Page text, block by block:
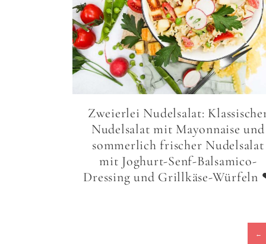
Zweierlei Nudelsalat:
Nudelsalat mit Mayonnaise und
sommerlich frischer Nudelsalat
mit Joghurt-Senf-Balsamico-
Dressing und Grillkäse-Würfeln
←